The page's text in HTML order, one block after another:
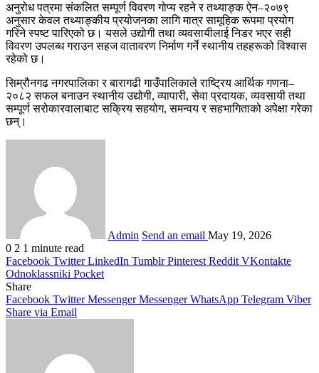
अनुरोध पत्रमा संकलित सम्पूर्ण विवरण गोप्य रहने र तथ्याङ्क ऐन–२०७९
अनुसार केवल तथ्याङ्कीय प्रयोजनका लागि मात्र सामूहिक रूपमा प्रयोग
गरिने स्पष्ट पारिएको छ। यसले उद्योगी तथा व्यवसायीलाई निडर भएर सही
विवरण उपलब्ध गराउन सहज वातावरण निर्माण गर्ने स्थानीय तहहरूको विश्वास
रहेको छ।
सिम्रौनगढ नगरपालिका र बारागढी गाउँपालिकाले राष्ट्रिय आर्थिक गणना–
२०८२ सफल बनाउन स्थानीय उद्योगी, व्यापारी, सेवा प्रदायक, व्यवसायी तथा
सम्पूर्ण सरोकारवालाबाट सक्रिय सहयोग, समन्वय र सहभागिताको अपेक्षा गरेका
छन्।
Admin Send an email May 19, 2026
0 2 1 minute read
Facebook Twitter LinkedIn Tumblr Pinterest Reddit VKontakte
Odnoklassniki Pocket
Share
Facebook Twitter Messenger Messenger WhatsApp Telegram Viber
Share via Email